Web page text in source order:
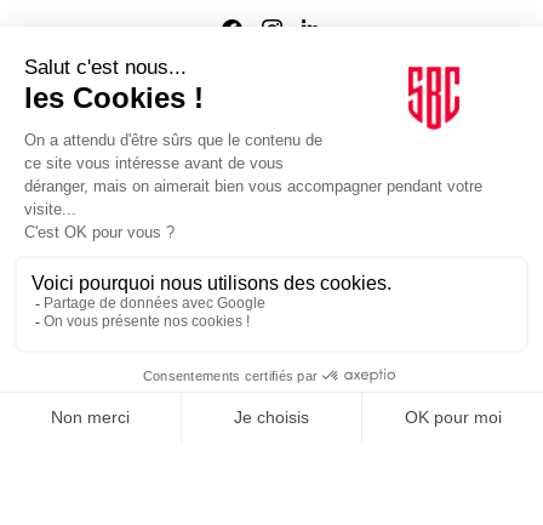
Agence web:Novius